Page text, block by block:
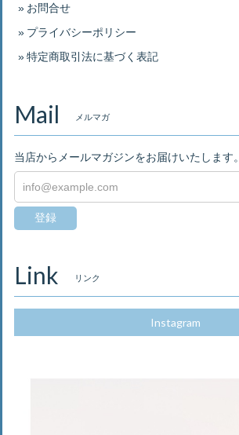
お問合せ
プライバシーポリシー
特定商取引法に基づく表記
Mail メルマガ
当店からメールマガジンをお届けいたします。
登録
Link リンク
Instagram